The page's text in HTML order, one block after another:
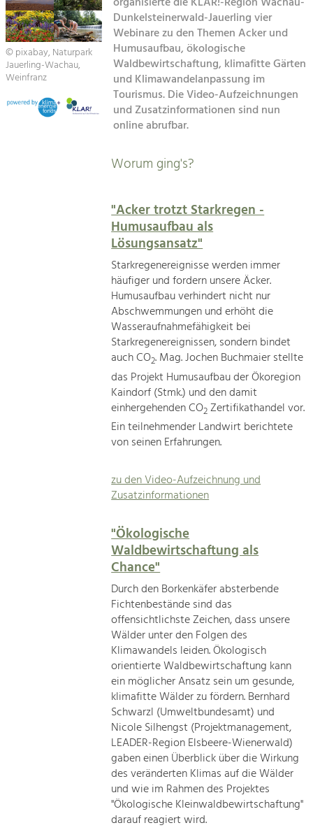
Suche
Impressum
Kontakt
Landscape.
Tourism
Offer Development and Positioning
Art & Culture
Crafts, Science and Research.
Social Affairs, Education
Equality, Youth and Integration.
Mobility & Energy
Climate Change, Public Transport and
Renewable Energy.
Increase in Regional Value Added.
© pixabay, Naturpark
Jauerling-Wachau,
Weinfranz
Dunkelsteinerwald-Jauerling vier
Webinare zu den Themen Acker und
Humusaufbau, ökologische
Waldbewirtschaftung, klimafitte Gärten
und Klimawandelanpassung im
Tourismus. Die Video-Aufzeichnungen
und Zusatzinformationen sind nun
online abrufbar.
Worum ging's?
"Acker trotzt Starkregen -
Humusaufbau als
Lösungsansatz"
Starkregenereignisse werden immer
häufiger und fordern unsere Äcker.
Humusaufbau verhindert nicht nur
Abschwemmungen und erhöht die
Wasseraufnahmefähigkeit bei
Starkregenereignissen, sondern bindet
auch CO2. Mag. Jochen Buchmaier stellte
das Projekt Humusaufbau der Ökoregion
Kaindorf (Stmk.) und den damit
einhergehenden CO2Zertifikathandel vor.
Ein teilnehmender Landwirt berichtete
von seinen Erfahrungen.
zu den Video-Aufzeichnung und
Zusatzinformationen
"Ökologische
Waldbewirtschaftung als
Chance"
Durch den Borkenkäfer absterbende
Fichtenbestände sind das
offensichtlichste Zeichen, dass unsere
Wälder unter den Folgen des
Klimawandels leiden. Ökologisch
orientierte Waldbewirtschaftung kann
ein möglicher Ansatz sein um gesunde,
klimafitte Wälder zu fördern. Bernhard
Schwarzl (Umweltbundesamt) und
Nicole Silhengst (Projektmanagement,
LEADER-Region Elsbeere-Wienerwald)
gaben einen Überblick über die Wirkung
des veränderten Klimas auf die Wälder
und wie im Rahmen des Projektes
"Ökologische Kleinwaldbewirtschaftung"
darauf reagiert wird.